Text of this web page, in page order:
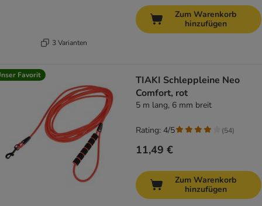
3 Varianten
Zum Warenkorb
hinzufügen
Favorit
TIAKI Schleppleine Neo
Comfort, rot
5 m lang, 6 mm breit
11,49 €
Rating: 4/5 (54)
Zum Warenkorb
hinzufügen